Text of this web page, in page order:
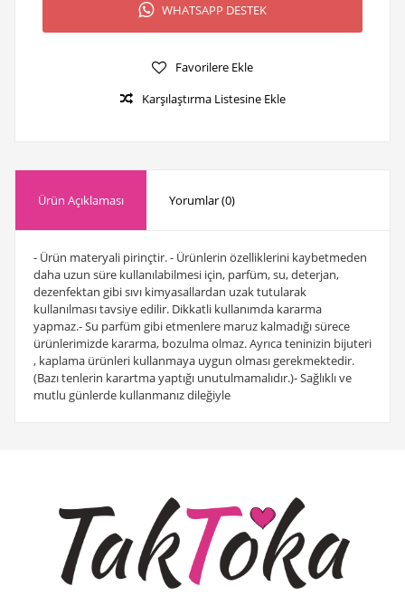
WHATSAPP DESTEK
Favorilere Ekle
Karşılaştırma Listesine Ekle
Ürün Açıklaması Yorumlar (0)
- Ürün materyali pirinçtir. - Ürünlerin özelliklerini kaybetmeden
daha uzun süre kullanılabilmesi için, parfüm, su, deterjan,
dezenfektan gibi sıvı kimyasallardan uzak tutularak
kullanılması tavsiye edilir. Dikkatli kullanımda kararma
yapmaz.- Su parfüm gibi etmenlere maruz kalmadığı sürece
ürünlerimizde kararma, bozulma olmaz. Ayrıca teninizin bijuteri
, kaplama ürünleri kullanmaya uygun olması gerekmektedir.
(Bazı tenlerin karartma yaptığı unutulmamalıdır.)- Sağlıklı ve
mutlu günlerde kullanmanız dileğiyle